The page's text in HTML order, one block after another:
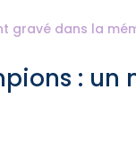
: